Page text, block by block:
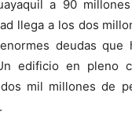
a 90
llega a los dos
deudas
edificio en pleno
mil millones de